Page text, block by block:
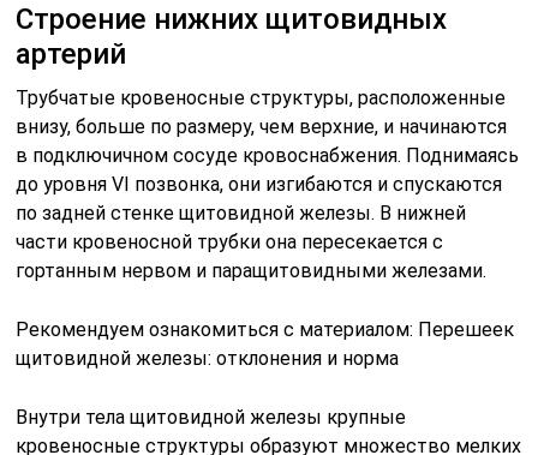
Строение нижних щитовидных
артерий
Трубчатые кровеносные структуры, расположенные
внизу, больше по размеру, чем верхние, и начинаются
в подключичном сосуде кровоснабжения. Поднимаясь
до уровня VI позвонка, они изгибаются и спускаются
по задней стенке щитовидной железы. В нижней
части кровеносной трубки она пересекается с
гортанным нервом и паращитовидными железами.
Рекомендуем ознакомиться с материалом: Перешеек
щитовидной железы: отклонения и норма
Внутри тела щитовидной железы крупные
кровеносные структуры образуют множество мелких